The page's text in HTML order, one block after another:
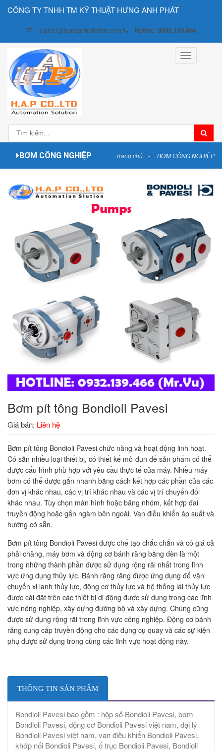
CÔNG TY TNHH TM KỸ THUẬT HƯNG ANH PHÁT
sales1@hunganhphatvn.com Hotline: 0932.139.466
Toggle
navigation
BƠM CÔNG NGHIỆP Trang chủ BƠM CÔNG NGHIỆP
Bơm pít tông Bondioli Pavesi
Giá bán: Liên hệ
Bơm pít tông Bondioli Pavesi chức năng và hoạt động linh hoạt.
Có sẵn nhiều loại thiết bị, có thiết kế mô-đun để sản phẩm có thể
được cấu hình phù hợp với yêu cầu thực tế của máy. Nhiều máy
bơm có thể được gắn nhanh bằng cách kết hợp các phần của các
đơn vị khác nhau, các vị trí khác nhau và các vị trí chuyển đổi
khác nhau. Tùy chọn màn hình hoặc băng nhóm, kết hợp đai
truyền động hoặc gắn ngàm bên ngoài. Van điều khiển áp suất và
hướng có sẵn.
Bơm pít tông Bondioli Pavesi được chế tạo chắc chắn và có giá cả
phải chăng, máy bơm và động cơ bánh răng bằng đèn là một
trong những thành phần được sử dụng rộng rãi nhất trong lĩnh
vực ứng dụng thủy lực. Bánh răng răng được ứng dụng để vận
chuyển xi lanh thủy lực, động cơ thủy lực và hệ thống lái thủy lực
được cài đặt trên các thiết bị di động được sử dụng trong các lĩnh
vực nông nghiệp, xây dựng đường bộ và xây dựng. Chúng cũng
được sử dụng rộng rãi trong lĩnh vực công nghiệp. Động cơ bánh
răng cung cấp truyền động cho các dụng cụ quay và các sự kiện
phụ được sử dụng trong cùng các lĩnh vực hoạt động này.
THÔNG TIN SẢN PHẨM
Bondioli Pavesi bao gồm : hộp số Bondioli Pavesi, bơm
Bondioli Pavesi, động cơ Bondioli Pavesi việt nam, đại lý
Bondioli Pavesi việt nam, van điều khiển Bondioli Pavesi,
khớp nối Bondioli Pavesi, ổ trục Bondioli Pavesi, Bondioli